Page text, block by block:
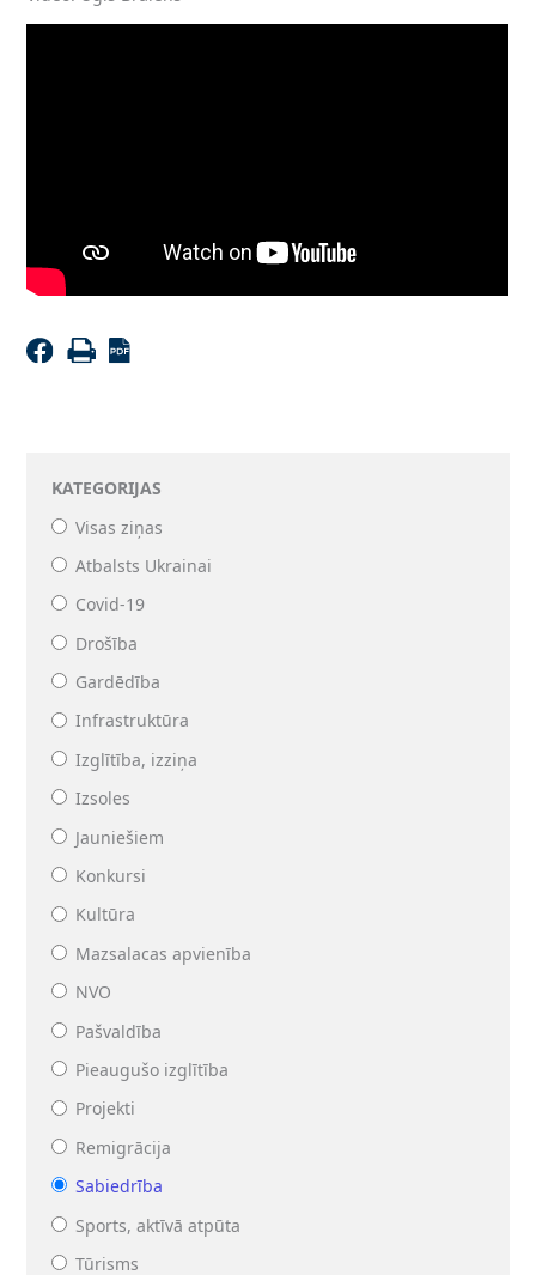
KATEGORIJAS
Visas ziņas
Atbalsts Ukrainai
Covid-19
Drošība
Gardēdība
Infrastruktūra
Izglītība, izziņa
Izsoles
Jauniešiem
Konkursi
Kultūra
Mazsalacas apvienība
NVO
Pašvaldība
Pieaugušo izglītība
Projekti
Remigrācija
Sabiedrība
Sports, aktīvā atpūta
Tūrisms